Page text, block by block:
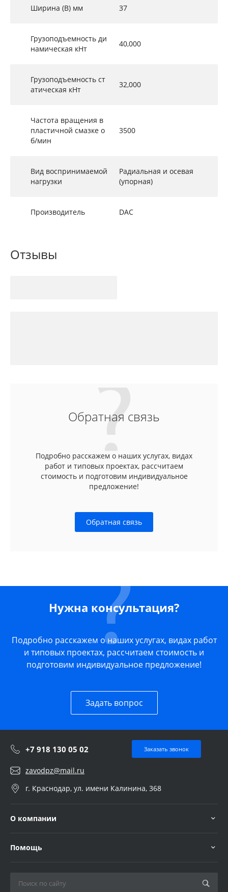
Ширина (B) мм 37
Грузоподъемность ди
намическая кНт
40,000
Грузоподъемность ст
атическая кНт
32,000
Частота вращения в
пластичной смазке о
б/мин
3500
Вид воспринимаемой
нагрузки
Радиальная и осевая
(упорная)
Производитель DAC
Отзывы
Обратная связь
Подробно расскажем о наших услугах, видах
работ и типовых проектах, рассчитаем
стоимость и подготовим индивидуальное
предложение!
Обратная связь
Нужна консультация?
Подробно расскажем о наших услугах, видах работ
и типовых проектах, рассчитаем стоимость и
подготовим индивидуальное предложение!
Задать вопрос
+7 918 130 05 02 Заказать звонок
zavodpz@mail.ru
г. Краснодар, ул. имени Калинина, 368
О компании
Помощь